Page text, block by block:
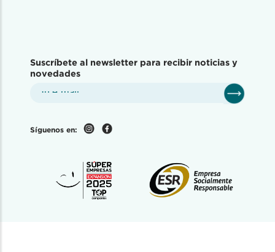
Suscríbete al newsletter para recibir noticias y
novedades
Síguenos en: